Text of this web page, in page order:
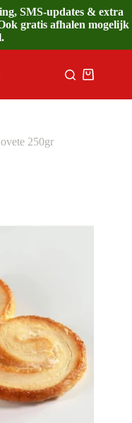
SMS-updates & extra
gratis afhalen mogelijk
250gr